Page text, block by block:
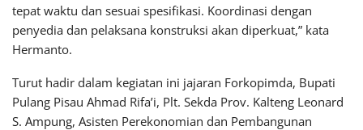
tepat waktu dan sesuai spesifikasi. Koordinasi dengan
penyedia dan pelaksana konstruksi akan diperkuat,” kata
Hermanto.
Turut hadir dalam kegiatan ini jajaran Forkopimda, Bupati
Pulang Pisau Ahmad Rifa’i, Plt. Sekda Prov. Kalteng Leonard
S. Ampung, Asisten Perekonomian dan Pembangunan